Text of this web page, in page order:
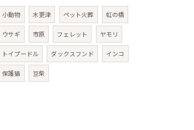
小動物 木更津 ペット火葬 虹の橋
ウサギ 市原 フェレット ヤモリ
トイプードル ダックスフンド インコ
保護猫 豆柴